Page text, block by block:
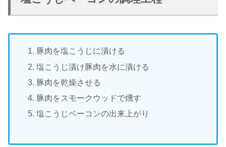
豚肉を塩こうじに漬ける
塩こうじ漬け豚肉を水に漬ける
豚肉を乾燥させる
豚肉をスモークウッドで燻す
塩こうじベーコンの出来上がり